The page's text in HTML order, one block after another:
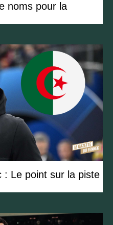
noms pour la
: Le point sur la piste